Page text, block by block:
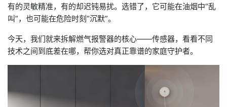
有的灵敏精准，有的却迟钝易扰。选错了，它可能在油烟中“乱
叫”，也可能在危险时刻“沉默”。
今天，我们就来拆解燃气报警器的核心——传感器，看看不同
技术之间到底差在哪，帮你选对真正靠谱的家庭守护者。